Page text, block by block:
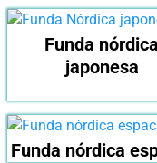
Funda nórdica
japonesa
Funda nórdica